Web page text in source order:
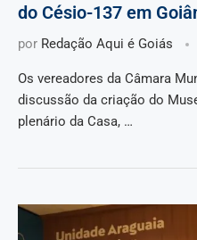
do Césio-137 em
por Redação Aqui é Goiás
Os vereadores da Câmara
discussão da criação do
plenário da Casa, …